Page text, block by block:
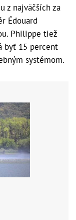
z najväčších za
Édouard
Philippe tiež
byť 15 percent
systémom.